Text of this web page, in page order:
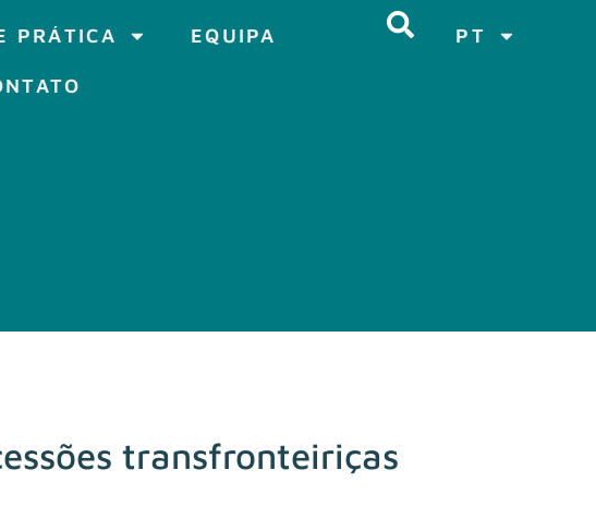
PRÁTICA EQUIPA PT
transfronteiriças